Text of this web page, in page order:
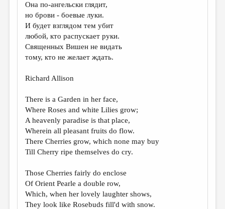
ОБЗОР ЛИТЕРАТУРЫ
СТРАНИЦЫ ПАМЯТИ
ОБЪЯВЛЕНИЯ
КОЛОНКА РЕДАКТОРА
РЕДКОЛЛЕГИЯ
ОТ РЕДАКЦИИ
МАЛАЯ ПРОЗА
ЭССЕИСТИКА
ЛИТЕРАТУРОВЕДЕНИЕ
ПУБЛИЦИСТИКА
РЕЦЕНЗИРОВАНИЕ
Она по-ангельски глядит,
но брови - боевые луки.
И будет взглядом тем убит
любой, кто распускает руки.
Священных Вишен не видать
тому, кто не желает ждать.
Richard Allison
There is a Garden in her face,
Where Roses and white Lilies grow;
A heavenly paradise is that place,
Wherein all pleasant fruits do flow.
There Cherries grow, which none may buy
Till Cherry ripe themselves do cry.
Those Cherries fairly do enclose
Of Orient Pearle a double row,
Which, when her lovely laughter shows,
They look like Rosebuds fill'd with snow.